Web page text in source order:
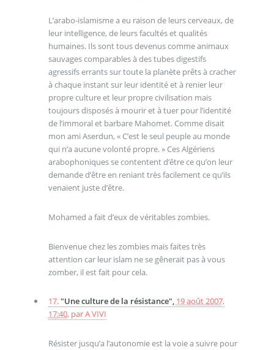
L’arabo-islamisme a eu raison de leurs cerveaux, de
leur intelligence, de leurs facultés et qualités
humaines. Ils sont tous devenus comme animaux
sauvages comparables à des tubes digestifs
agressifs errants sur toute la planète prêts à cracher
à chaque instant sur leur identité et à renier leur
propre culture et leur propre civilisation mais
toujours disposés à mourir et à tuer pour l’identité
de l’immoral et barbare Mahomet. Comme disait
mon ami Aserdun, « C’est le seul peuple au monde
qui n’a aucune volonté propre. » Ces Algériens
arabophoniques se contentent d’être ce qu’on leur
demande d’être en reniant très facilement ce qu’ils
venaient juste d’être.
Mohamed a fait d’eux de véritables zombies.
Bienvenue chez les zombies mais faites très
attention car leur islam ne se gênerait pas à vous
zomber, il est fait pour cela.
17. "Une culture de la résistance", 19 août 2007,
17:40, parA VIVI
Résister jusqu’a l’autonomie est la voie a suivre pour